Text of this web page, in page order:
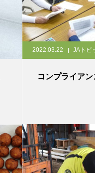
2022.03.22 JAトピ
コンプライア